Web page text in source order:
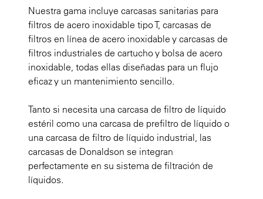
Nuestra gama incluye carcasas sanitarias para
filtros de acero inoxidable tipo T, carcasas de
filtros en línea de acero inoxidable y carcasas de
filtros industriales de cartucho y bolsa de acero
inoxidable, todas ellas diseñadas para un flujo
eficaz y un mantenimiento sencillo.
Tanto si necesita una carcasa de filtro de líquido
estéril como una carcasa de prefiltro de líquido o
una carcasa de filtro de líquido industrial, las
carcasas de Donaldson se integran
perfectamente en su sistema de filtración de
líquidos.